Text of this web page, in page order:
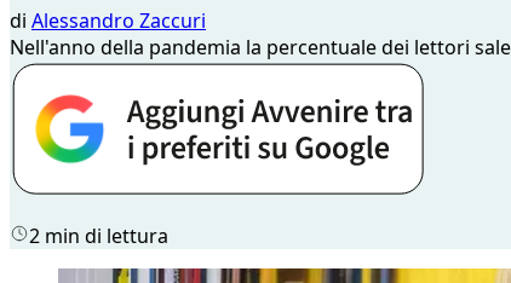
di Alessandro Zaccuri
Nell'anno della pandemia la percentuale dei lettori
2 min di lettura